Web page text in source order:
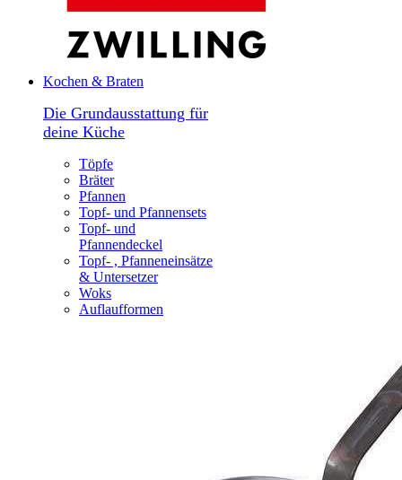
Kochen & Braten
Die Grundausstattung für
deine Küche
Töpfe
Bräter
Pfannen
Topf- und Pfannensets
Topf- und
Pfannendeckel
Topf- , Pfanneneinsätze
& Untersetzer
Woks
Auflaufformen